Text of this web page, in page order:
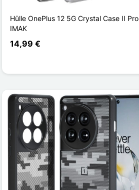
Hülle OnePlus 12 5G Crystal Case II Pro
IMAK
14,99 €